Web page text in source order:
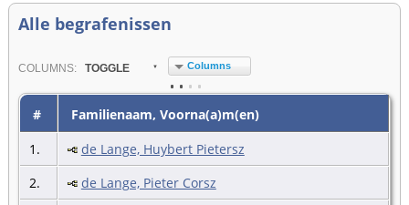
Alle begrafenissen
COLUMN S: TOGGLE Columns
#
Familienaam, Voorna(a)m(en)
1.
de Lange, Huybert Pietersz
2.
de Lange, Pieter Corsz